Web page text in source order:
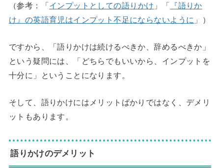
（参考：「インプットとしての語りかけ 」「 『語りか
け』の英語育児はインプット不足にならないように 」）
ですから、「語りかけは続けるべきか、辞めるべきか」
という疑問には、「どちらでもいいから、インプットを
十分に」ということになります。
そして、語りかけにはメリットばかりではなく、デメリ
ットもあります。
語りかけのデメリット